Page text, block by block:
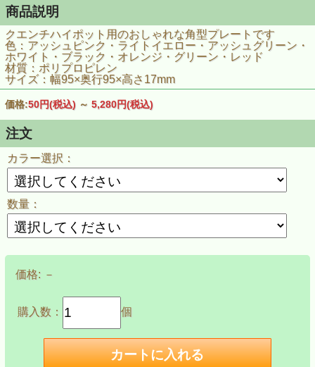
商品説明
クエンチハイポット用のおしゃれな角型プレートです
色：アッシュピンク・ライトイエロー・アッシュグリーン・
ホワイト・ブラック・オレンジ・グリーン・レッド
材質：ポリプロピレン
サイズ：幅95×奥行95×高さ17mm
価格:50円(税込) ～ 5,280円(税込)
注文
カラー選択：
数量：
価格:－
購入数： 個